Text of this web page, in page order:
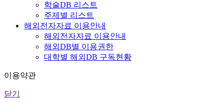
학술DB 리스트
주제별 리스트
해외전자자료 이용안내
해외전자자료 이용안내
해외DB별 이용권한
대학별 해외DB 구독현황
이용약관
닫기